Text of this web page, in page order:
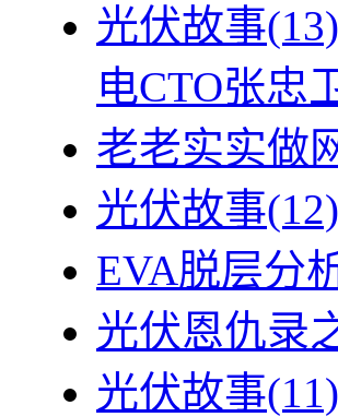
光伏故事
电CTO张忠
老老实实做
光伏故事
EVA脱层分
光伏恩仇录
光伏故事